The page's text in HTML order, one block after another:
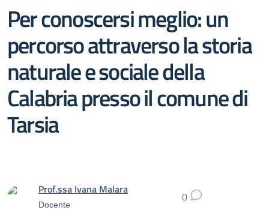
Per conoscersi meglio: un
percorso attraverso la storia
naturale e sociale della
Calabria presso il comune di
Tarsia
Prof.ssa Ivana Malara
Docente
0